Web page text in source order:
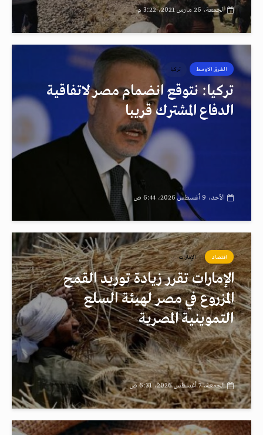
الجمعة، 26 مارس 2021، 3:22 م
الشرق الاوسط تركيا
تركيا: نتوقع انضمام مصر لاتفاقية
الدفاع المشترك قريبا
الأحد، 9 أغسطس 2026، 6:44 ص
اقتصاد الإمارات
الإمارات تقرر زيادة توريد القمح
المزروع في مصر لهيئة السلع
التموينية المصرية
الجمعة، 7 أغسطس 2026، 6:31 ص